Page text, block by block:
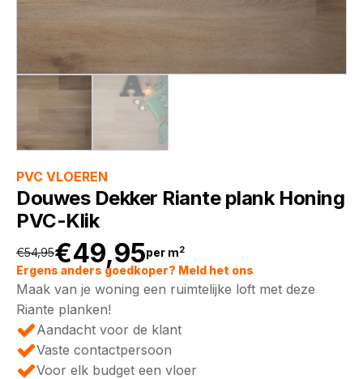
PVC VLOEREN
Douwes Dekker Riante plank Honing
PVC-Klik
€54,95
Oorspronkelijke
prijs
was:
€49,95
Huidige
prijs
is:
per m2
Ergens anders goedkoper? Meld het ons
Maak van je woning een ruimtelijke loft met deze
Riante planken!
Aandacht voor de klant
Vaste contactpersoon
Voor elk budget een vloer